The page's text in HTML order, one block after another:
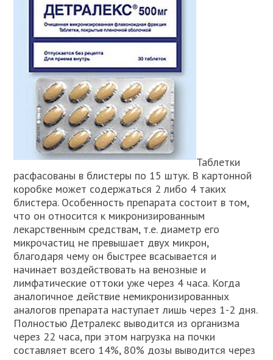
Таблетки
расфасованы в блистеры по 15 штук. В картонной
коробке может содержаться 2 либо 4 таких
блистера. Особенность препарата состоит в том,
что он относится к микронизированным
лекарственным средствам, т.е. диаметр его
микрочастиц не превышает двух микрон,
благодаря чему он быстрее всасывается и
начинает воздействовать на венозные и
лимфатические оттоки уже через 4 часа. Когда
аналогичное действие немикронизированных
аналогов препарата наступает лишь через 1-2 дня.
Полностью Детралекс выводится из организма
через 22 часа, при этом нагрузка на почки
составляет всего 14%, 80% дозы выводится через